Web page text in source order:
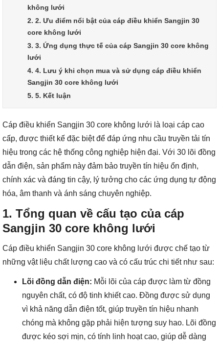
không lưới
2. 2. Ưu điểm nổi bật của cáp điều khiển Sangjin 30
core không lưới
3. 3. Ứng dụng thực tế của cáp Sangjin 30 core không
lưới
4. 4. Lưu ý khi chọn mua và sử dụng cáp điều khiển
Sangjin 30 core không lưới
5. 5. Kết luận
Cáp điều khiển Sangjin 30 core không lưới là loại cáp cao
cấp, được thiết kế đặc biệt để đáp ứng nhu cầu truyền tải tín
hiệu trong các hệ thống công nghiệp hiện đại. Với 30 lõi đồng
dẫn điện, sản phẩm này đảm bảo truyền tín hiệu ổn định,
chính xác và đáng tin cậy, lý tưởng cho các ứng dụng tự động
hóa, âm thanh và ánh sáng chuyên nghiệp.
1. Tổng quan về cấu tạo của cáp
Sangjin 30 core không lưới
Cáp điều khiển Sangjin 30 core không lưới được chế tạo từ
những vật liệu chất lượng cao và có cấu trúc chi tiết như sau:
Lõi đồng dẫn điện: Mỗi lõi của cáp được làm từ đồng
nguyên chất, có độ tinh khiết cao. Đồng được sử dụng
vì khả năng dẫn điện tốt, giúp truyền tín hiệu nhanh
chóng mà không gặp phải hiện tượng suy hao. Lõi đồng
được kéo sợi mịn, có tính linh hoạt cao, giúp dễ dàng